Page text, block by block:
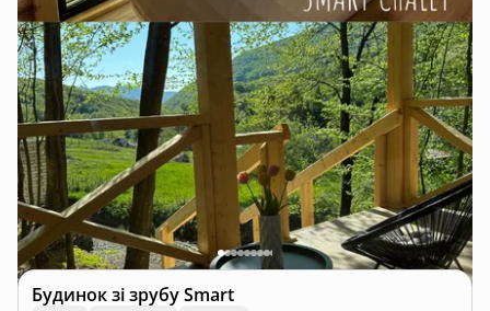
Будинок зі зрубуSmart